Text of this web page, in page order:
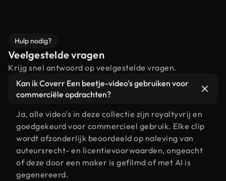
Hulp nodig?
Veelgestelde vragen
Krijg snel antwoord op veelgestelde vragen.
Kan ik Coverr Een beetje-video's gebruiken voor
commerciële opdrachten?
Ja, alle video's in deze collectie zijn royaltyvrij en
goedgekeurd voor commercieel gebruik. Elke clip
wordt afzonderlijk beoordeeld op naleving van
auteursrecht- en licentievoorwaarden, ongeacht
of deze door een maker is gefilmd of met AI is
gegenereerd.